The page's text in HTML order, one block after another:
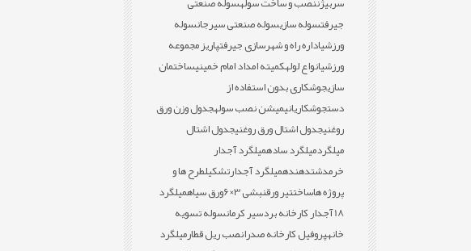
جیرفتسوله سازیسوله صنعتی سیرجانسوله
ورزشیاداره راه و شهرسازی جیرفتپاریز مجموعه
ورزشیانواع لولهکمیته امداد امام خمینیساختمان
سازیجوشکاری بدون استفاده از
دستجوشکاریانیمیشن نصب سولهجدول وزن ورق
روغنیجدول اشتال ورق روغنیجدول اشتال
میلگردمیلگرد سادهمیلگرد آجدار
خرمدشتدهندهمیلگرد آجدارتشکیلطرح ها و
پروژه هاساختتیر ورقنبشی 3×6 ورق سیاهمیلگرد
18 آجدار کارخانه بردسیر کرمان
سوله تسویه
خانهپروفیل کارخانه صدرانصب ریل قطارمیلگرد